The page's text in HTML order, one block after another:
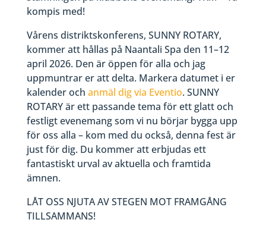
kompis med!
Vårens distriktskonferens, SUNNY ROTARY,
kommer att hållas på Naantali Spa den 11–12
april 2026. Den är öppen för alla och jag
uppmuntrar er att delta. Markera datumet i er
kalender och anmäl dig via Eventio. SUNNY
ROTARY är ett passande tema för ett glatt och
festligt evenemang som vi nu börjar bygga upp
för oss alla – kom med du också, denna fest är
just för dig. Du kommer att erbjudas ett
fantastiskt urval av aktuella och framtida
ämnen.
LÅT OSS NJUTA AV STEGEN MOT FRAMGÅNG
TILLSAMMANS!